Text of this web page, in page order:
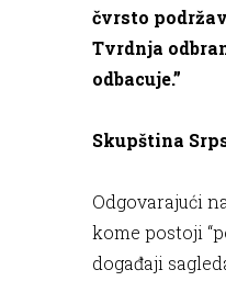
čvrsto
Tvrdnja
odbacuje.”
Skupština
Odgovarajući
kome postoji
događaji